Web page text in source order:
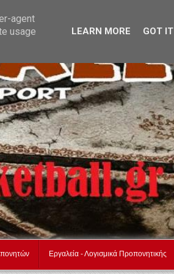
akadimiesbasket.gr
Εργαλεία - Λογισμικά Προπονητικής
agent
usage
LEARN MORE GOT IT